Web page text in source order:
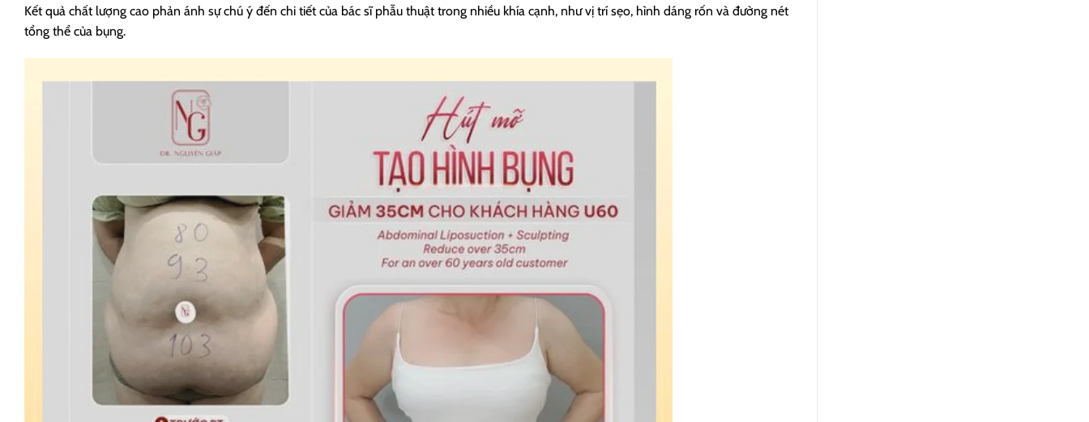
Kết quả chất lượng cao phản ánh sự chú ý đến chi tiết của bác sĩ phẫu thuật trong nhiều khía cạnh, như vị trí sẹo, hình dáng rốn và đường nét
tổng thể của bụng.